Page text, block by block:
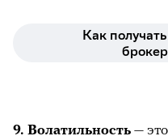
Как
9. Волатильность —